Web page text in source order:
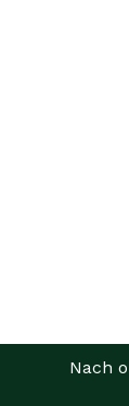
Nach